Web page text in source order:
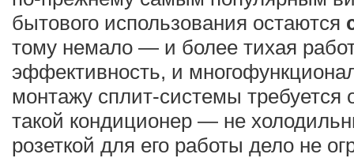
бытового использования остаются
тому немало — и более тихая
эффективность, и
монтажу сплит-системы требуется
такой кондиционер — не
розеткой для его работы дело не